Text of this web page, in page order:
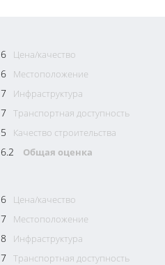
6 Цена/качество
6 Местоположение
7 Инфраструктура
7 Транспортная доступность
5 Качество строительства
6.2 Общая оценка
6 Цена/качество
7 Местоположение
8 Инфраструктура
7 Транспортная доступность